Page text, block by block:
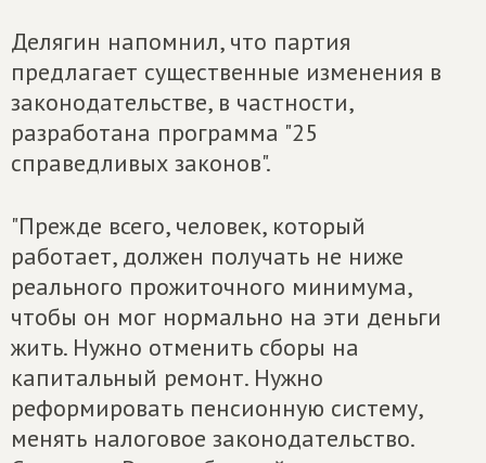
Делягин напомнил, что партия
предлагает существенные изменения в
законодательстве, в частности,
разработана программа "25
справедливых законов".
"Прежде всего, человек, который
работает, должен получать не ниже
реального прожиточного минимума,
чтобы он мог нормально на эти деньги
жить. Нужно отменить сборы на
капитальный ремонт. Нужно
реформировать пенсионную систему,
менять налоговое законодательство.